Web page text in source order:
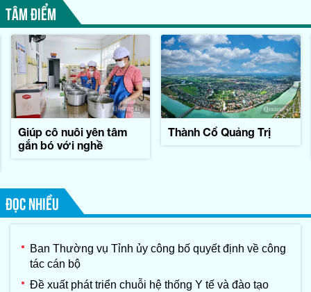
TÂM ĐIỂM
Giúp cô nuôi yên tâm
gắn bó với nghề
Thành Cổ Quảng Trị
ĐỌC NHIỀU
Ban Thường vụ Tỉnh ủy công bố quyết định về công
tác cán bộ
Đề xuất phát triển chuỗi hệ thống Y tế và đào tạo